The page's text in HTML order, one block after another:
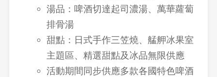
湯品：啤酒切達起司濃湯、萬華蘿蔔
排骨湯
甜點：日式手作三笠燒、艋舺冰果室
主題區、精選甜點及冰品無限供應
活動期間同步供應多款各國特色啤酒